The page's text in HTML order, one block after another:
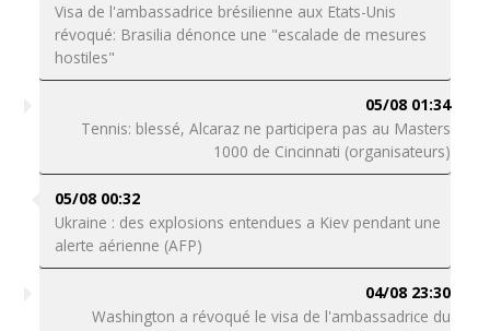
Visa de l'ambassadrice brésilienne aux Etats-Unis
révoqué: Brasilia dénonce une "escalade de mesures
hostiles"
05/08 01:34
Tennis: blessé, Alcaraz ne participera pas au Masters
1000 de Cincinnati (organisateurs)
05/08 00:32
Ukraine : des explosions entendues a Kiev pendant une
alerte aérienne (AFP)
04/08 23:30
Washington a révoqué le visa de l'ambassadrice du